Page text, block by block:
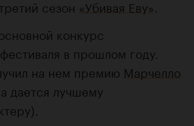
сезон «Убивая Еву»
конкурс
в прошлом году.
на нем премию Марчелло
дается лучшему